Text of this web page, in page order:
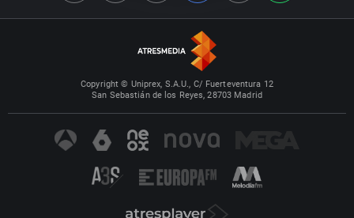
Copyright © Uniprex, S.A.U., C/ Fuerteventura 12
San Sebastián de los Reyes, 28703 Madrid